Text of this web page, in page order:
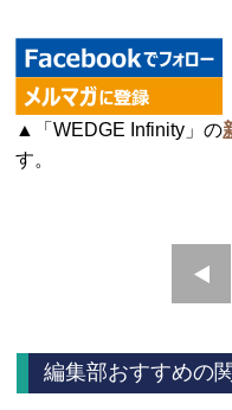
▲「WEDGE Infinity」の
す。
編集部おすすめの